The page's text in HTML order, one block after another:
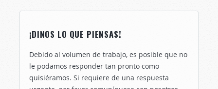
¡DINOS LO QUE PIENSAS!
Debido al volumen de trabajo, es posible que no
le podamos responder tan pronto como
quisiéramos. Si requiere de una respuesta